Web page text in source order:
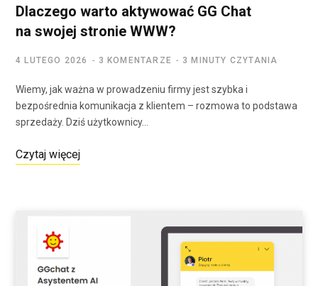
Dlaczego warto aktywować GG Chat
na swojej stronie WWW?
4 LUTEGO 2026 3 KOMENTARZE 3 MINUTY CZYTANIA
Wiemy, jak ważna w prowadzeniu firmy jest szybka i
bezpośrednia komunikacja z klientem – rozmowa to podstawa
sprzedaży. Dziś użytkownicy…
Czytaj więcej